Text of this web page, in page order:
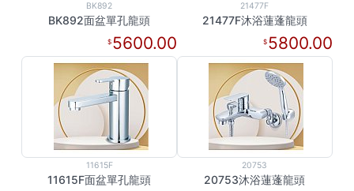
BK892
BK892面盆單孔龍頭
5600.00
21477F
21477F沐浴蓮蓬龍頭
5800.00
11615F
11615F面盆單孔龍頭
20753
20753沐浴蓮蓬龍頭